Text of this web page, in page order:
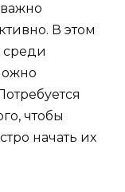
В этом
среди
чтобы
начать их